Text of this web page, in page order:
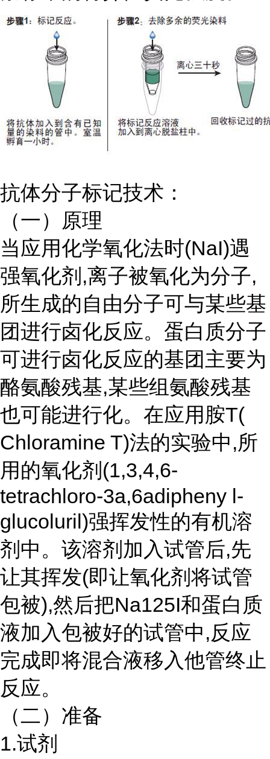
抗体分子标记技术：
（一）原理
当应用化学氧化法时(NaI)遇
强氧化剂,离子被氧化为分子,
所生成的自由分子可与某些基
团进行卤化反应。蛋白质分子
可进行卤化反应的基团主要为
酪氨酸残基,某些组氨酸残基
也可能进行化。在应用胺T(
Chloramine T)法的实验中,所
用的氧化剂(1,3,4,6-
tetrachloro-3a,6adipheny l-
glucoluril)强挥发性的有机溶
剂中。该溶剂加入试管后,先
让其挥发(即让氧化剂将试管
包被),然后把Na125I和蛋白质
液加入包被好的试管中,反应
完成即将混合液移入他管终止
反应。
（二）准备
1.试剂